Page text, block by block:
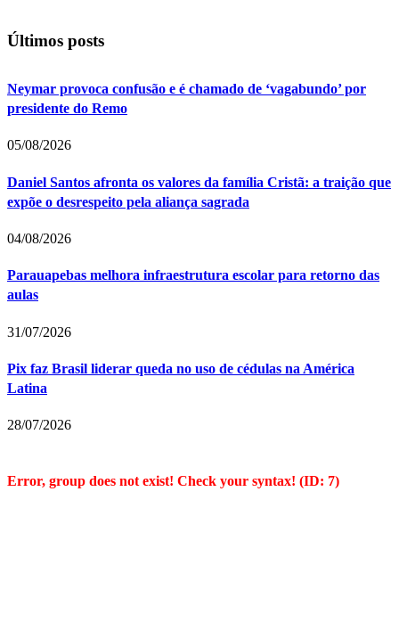
Últimos posts
Neymar provoca confusão e é chamado de ‘vagabundo’ por
presidente do Remo
05/08/2026
Daniel Santos afronta os valores da família Cristã: a traição que
expõe o desrespeito pela aliança sagrada
04/08/2026
Parauapebas melhora infraestrutura escolar para retorno das
aulas
31/07/2026
Pix faz Brasil liderar queda no uso de cédulas na América
Latina
28/07/2026
Error, group does not exist! Check your syntax! (ID: 7)